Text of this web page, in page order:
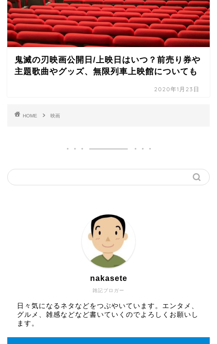
鬼滅の刃映画公開日/上映日はいつ？前売り券や
主題歌曲やグッズ、無限列車上映館についても
2020年1月23日
HOME 映画
雑記ブロガー
nakasete
日々気になるネタなどをつぶやいています。エンタメ、
グルメ、雑感などなど書いていくのでよろしくお願いし
ます。